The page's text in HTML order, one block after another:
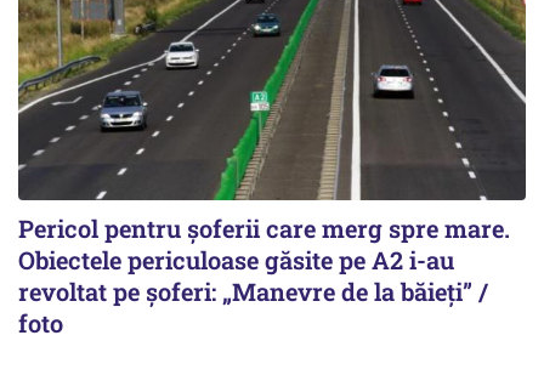
Pericol pentru șoferii care merg spre mare.
Obiectele periculoase găsite pe A2 i-au
revoltat pe șoferi: „Manevre de la băieți” /
foto